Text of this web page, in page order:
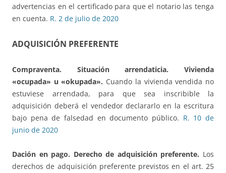
advertencias en el certificado para que el notario las tenga
en cuenta. R. 2 de julio de 2020
ADQUISICIÓN PREFERENTE
Compraventa. Situación arrendaticia. Vivienda
«ocupada» u «okupada». Cuando la vivienda vendida no
estuviese arrendada, para que sea inscribible la
adquisición deberá el vendedor declararlo en la escritura
bajo pena de falsedad en documento público. R. 10 de
junio de 2020
Dación en pago. Derecho de adquisición preferente. Los
derechos de adquisición preferente previstos en el art. 25